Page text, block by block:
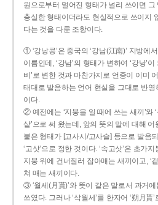
원으로부터 멀어진 형태가 널리 쓰이면 그
충실한 형태이더라도 현실적으로 쓰이지
다는 것을 다룬 조항이다.
① ‘강낭콩’은 중국의 ‘강남(江南)’ 지방에
이름인데, ‘강남’의 형태가 변하여 ‘강낭’이
비’로 변한 것과 마찬가지로 언중이 이미
태대로 발음하는 언어 현실을 그대로 반영
이다.
② 예전에는 ‘지붕을 일 때에 쓰는 새끼’와
샅’으로 써 왔는데, 앞의 뜻의 말에 대해
붙은 형태가 [고사시/고사슬] 등으로 발음
‘고삿’으로 정한 것이다. ‘속고삿’은 초가
지붕 위에 건너질러 잡아매는 새끼이고, ‘
쳐 매는 새끼이다.
③ ‘월세(月貰)’와 뜻이 같은 말로서 과거에
쓰였다. 그러나 ‘삭월세’를 한자어 ‘朔月貰